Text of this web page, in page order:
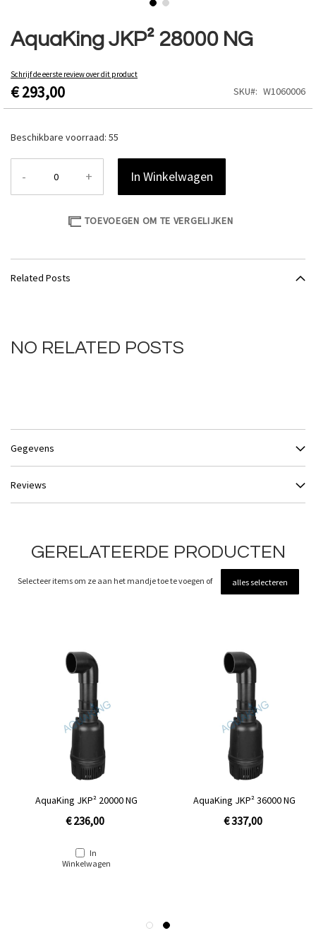
AquaKing JKP² 28000 NG
Schrijf de eerste review over dit product
€ 293,00 SKU W1060006
Beschikbare voorraad: 55
- + In Winkelwagen
TOEVOEGEN OM TE VERGELIJKEN
naar
het
van
de
afbeeldingen-
Related Posts
NO RELATED POSTS
Gegevens
Reviews
GERELATEERDE PRODUCTEN
Selecteer items om ze aan het mandje toe te voegen of alles selecteren
AquaKing JKP² 20000 NG
€ 236,00
In
Winkelwagen
AquaKing JKP² 36000 NG
€ 337,00